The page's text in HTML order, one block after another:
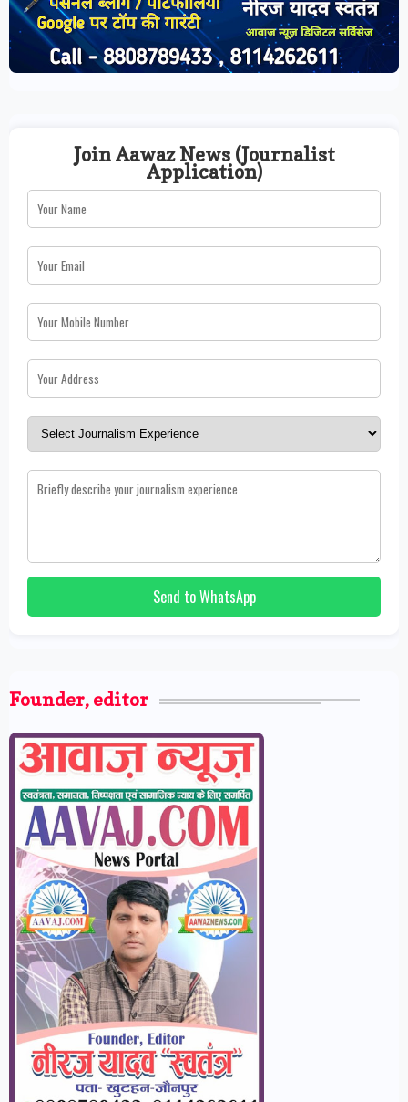
Join Aawaz News (Journalist
Application)
Send to WhatsApp
Founder, editor